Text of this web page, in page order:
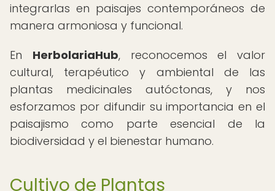
integrarlas en paisajes contemporáneos de
manera armoniosa y funcional.
En HerbolariaHub, reconocemos el valor
cultural, terapéutico y ambiental de las
plantas medicinales autóctonas, y nos
esforzamos por difundir su importancia en el
paisajismo como parte esencial de la
biodiversidad y el bienestar humano.
Cultivo de Plantas